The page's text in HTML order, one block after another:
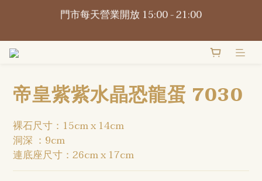
📍觀塘巧明街116-118號萬年工業大廈1樓O2Omall
門市每天營業開放 15:00 - 21:00
📍觀塘巧明街116-118號萬年工業大廈1樓O2Omall
帝皇紫紫水晶恐龍蛋 7030
裸石尺寸：15cm x 14cm
洞深 ：9cm
連底座尺寸：26cm x 17cm